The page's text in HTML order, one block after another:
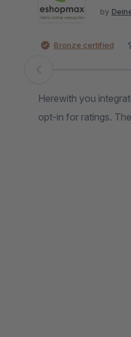
by
Bronze certified
Skip image gallery
Herewith you
opt-in for ratings.